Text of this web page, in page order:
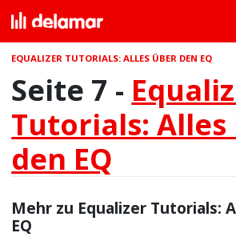
EQUALIZER TUTORIALS: ALLES ÜBER DEN EQ
Seite 7 -
Tutorials: Alles
den EQ
Mehr zu Equalizer Tutorials:
EQ